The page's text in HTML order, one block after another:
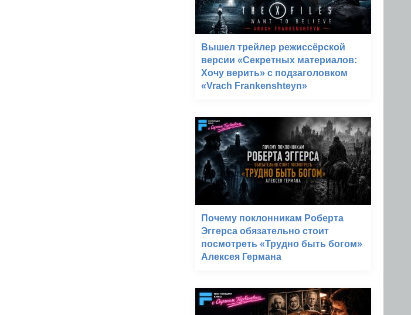
Вышел трейлер режиссёрской
версии «Секретных материалов:
Хочу верить» с подзаголовком
«Vrach Frankenshteyn»
Почему поклонникам Роберта
Эггерса обязательно стоит
посмотреть «Трудно быть богом»
Алексея Германа